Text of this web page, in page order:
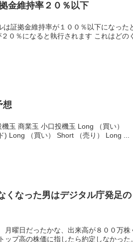
金維持率２０％以下
想
) Long （買い） Short （売り） Long ...
くなった男はデジタル庁発足の